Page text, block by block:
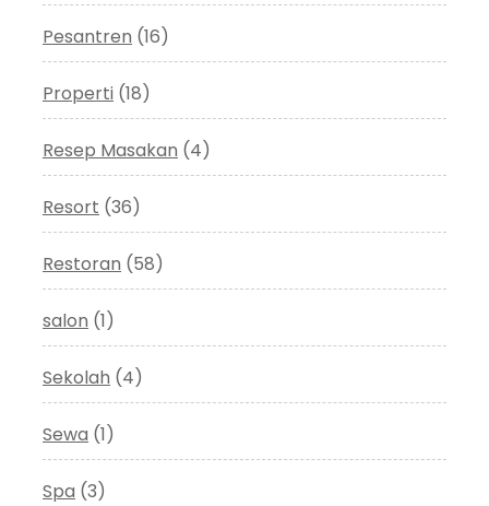
Pesantren (16)
Properti (18)
Resep Masakan (4)
Resort (36)
Restoran (58)
salon (1)
Sekolah (4)
Sewa (1)
Spa (3)